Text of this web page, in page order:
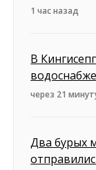
1 час назад
В
через 21
Два бурых